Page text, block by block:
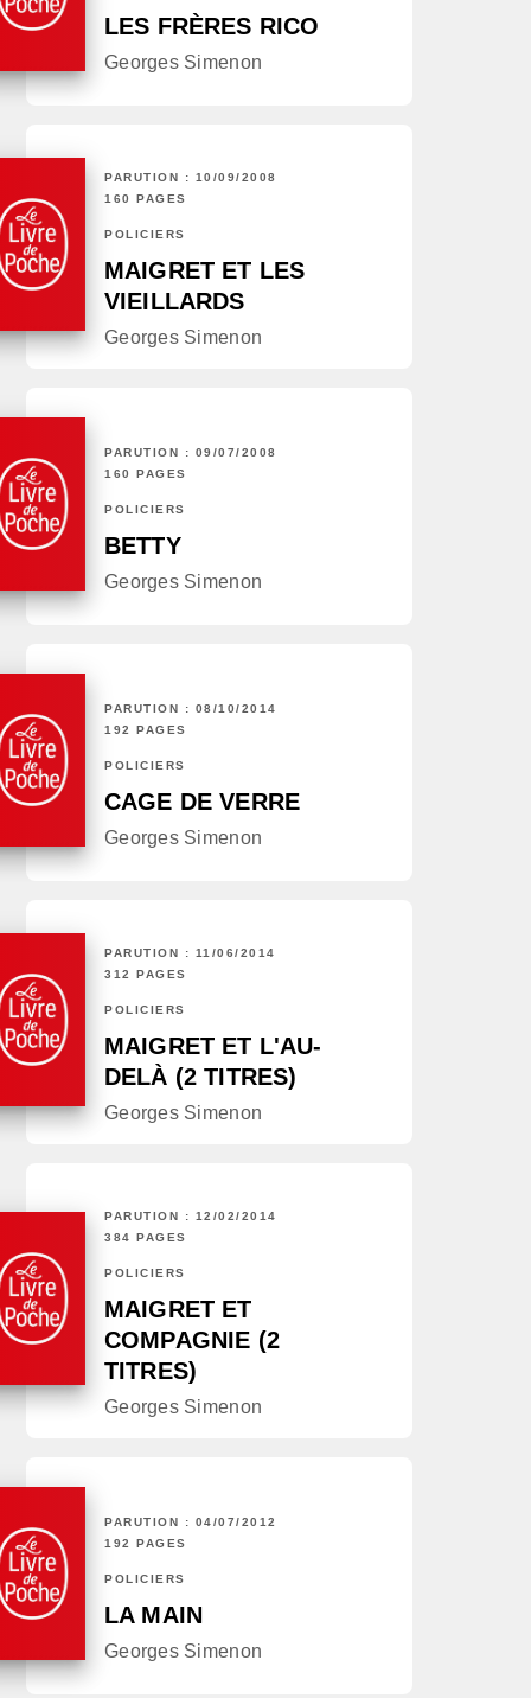
LES FRÈRES RICO
Georges Simenon
PARUTION : 10/09/2008
160 PAGES
POLICIERS
MAIGRET ET LES
VIEILLARDS
Georges Simenon
PARUTION : 09/07/2008
160 PAGES
POLICIERS
BETTY
Georges Simenon
PARUTION : 08/10/2014
192 PAGES
POLICIERS
CAGE DE VERRE
Georges Simenon
PARUTION : 11/06/2014
312 PAGES
POLICIERS
MAIGRET ET L'AU-
DELÀ (2 TITRES)
Georges Simenon
PARUTION : 12/02/2014
384 PAGES
POLICIERS
MAIGRET ET
COMPAGNIE (2
TITRES)
Georges Simenon
PARUTION : 04/07/2012
192 PAGES
POLICIERS
LA MAIN
Georges Simenon